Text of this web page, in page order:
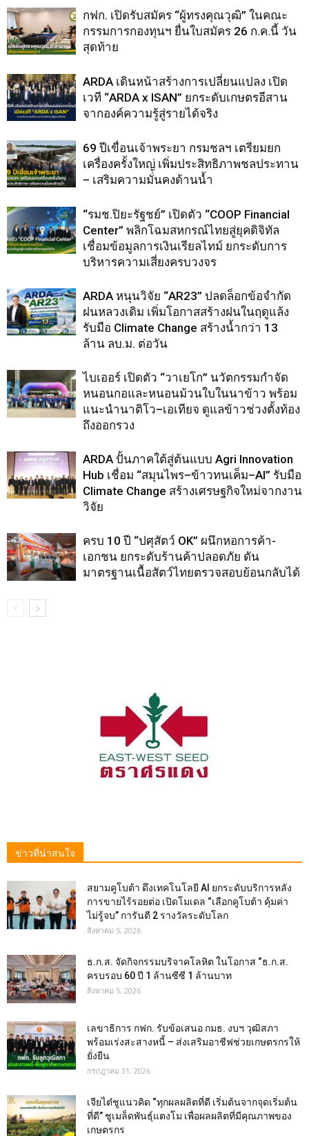
กฟก. เปิดรับสมัคร “ผู้ทรงคุณวุฒิ” ในคณะ
กรรมการกองทุนฯ ยื่นใบสมัคร 26 ก.ค.นี้ วัน
สุดท้าย
ARDA เดินหน้าสร้างการเปลี่ยนแปลง เปิด
เวที “ARDA x ISAN” ยกระดับเกษตรอีสาน
จากองค์ความรู้สู่รายได้จริง
69 ปีเขื่อนเจ้าพระยา กรมชลฯ เตรียมยก
เครื่องครั้งใหญ่ เพิ่มประสิทธิภาพชลประทาน
– เสริมความมั่นคงด้านน้ำ
“รมช.ปิยะรัฐชย์” เปิดตัว “COOP Financial
Center” พลิกโฉมสหกรณ์ไทยสู่ยุคดิจิทัล
เชื่อมข้อมูลการเงินเรียลไทม์ ยกระดับการ
บริหารความเสี่ยงครบวงจร
ARDA หนุนวิจัย “AR23” ปลดล็อกข้อจำกัด
ฝนหลวงเดิม เพิ่มโอกาสสร้างฝนในฤดูแล้ง
รับมือ Climate Change สร้างน้ำกว่า 13
ล้าน ลบ.ม. ต่อวัน
ไบเออร์ เปิดตัว “วาเยโก” นวัตกรรมกำจัด
หนอนกอและหนอนม้วนใบในนาข้าว พร้อม
แนะนำนาติโว–เอเทียจ ดูแลข้าวช่วงตั้งท้อง
ถึงออกรวง
ARDA ปั้นภาคใต้สู่ต้นแบบ Agri Innovation
Hub เชื่อม “สมุนไพร–ข้าวทนเค็ม–AI” รับมือ
Climate Change สร้างเศรษฐกิจใหม่จากงาน
วิจัย
ครบ 10 ปี “ปศุสัตว์ OK” ผนึกหอการค้า-
เอกชน ยกระดับร้านค้าปลอดภัย ดัน
มาตรฐานเนื้อสัตว์ไทยตรวจสอบย้อนกลับได้
ข่าวที่น่าสนใจ
สยามคูโบต้า ดึงเทคโนโลยี AI ยกระดับบริการหลัง
การขายไร้รอยต่อ เปิดโมเดล “เลือกคูโบต้า คุ้มค่า
ไม่รู้จบ” การันตี 2 รางวัลระดับโลก
สิงหาคม 5, 2026
ธ.ก.ส. จัดกิจกรรมบริจาคโลหิต ในโอกาส “ธ.ก.ส.
ครบรอบ 60 ปี 1 ล้านซีซี 1 ล้านบาท
สิงหาคม 5, 2026
เลขาธิการ กฟก. รับข้อเสนอ กมธ. งบฯ วุฒิสภา
พร้อมเร่งสะสางหนี้ – ส่งเสริมอาชีฟช่วยเกษตรกรให้
ยั่งยืน
กรกฎาคม 31, 2026
เจียไต๋ชูแนวคิด “ทุกผลผลิตที่ดี เริ่มต้นจากจุดเริ่มต้น
ที่ดี” ชูเมล็ดพันธุ์แตงโม เพื่อผลผลิตที่มีคุณภาพของ
เกษตรกร